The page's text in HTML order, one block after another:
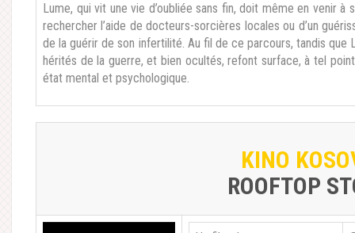
Lume, qui vit une vie d’oubliée sans fin, doit même en venir
rechercher l’aide de docteurs-sorcières locales ou d’un
de la guérir de son infertilité. Au fil de ce parcours, tandis
hérités de la guerre, et bien ocultés, refont surface, à tel
état mental et psychologique.
KINO
ROOFTOP